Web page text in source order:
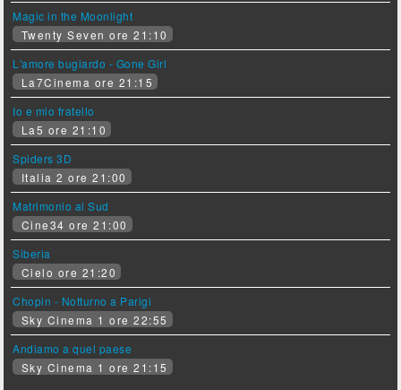
Magic in the Moonlight
Twenty Seven ore 21:10
L'amore bugiardo - Gone Girl
La7Cinema ore 21:15
Io e mio fratello
La5 ore 21:10
Spiders 3D
Italia 2 ore 21:00
Matrimonio al Sud
Cine34 ore 21:00
Siberia
Cielo ore 21:20
Chopin - Notturno a Parigi
Sky Cinema 1 ore 22:55
Andiamo a quel paese
Sky Cinema 1 ore 21:15